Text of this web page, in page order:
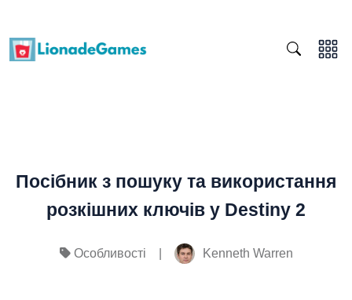
Посібник з пошуку та використання
розкішних ключів у Destiny 2
Особливості Kenneth Warren